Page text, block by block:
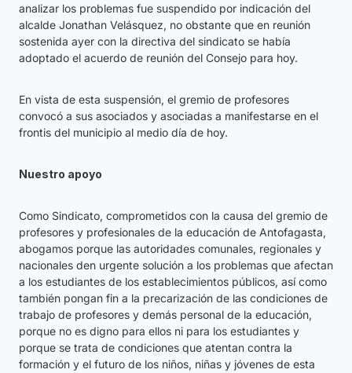
analizar los problemas fue suspendido por indicación del
alcalde Jonathan Velásquez, no obstante que en reunión
sostenida ayer con la directiva del sindicato se había
adoptado el acuerdo de reunión del Consejo para hoy.
En vista de esta suspensión, el gremio de profesores
convocó a sus asociados y asociadas a manifestarse en el
frontis del municipio al medio día de hoy.
Nuestro apoyo
Como Sindicato, comprometidos con la causa del gremio de
profesores y profesionales de la educación de Antofagasta,
abogamos porque las autoridades comunales, regionales y
nacionales den urgente solución a los problemas que afectan
a los estudiantes de los establecimientos públicos, así como
también pongan fin a la precarización de las condiciones de
trabajo de profesores y demás personal de la educación,
porque no es digno para ellos ni para los estudiantes y
porque se trata de condiciones que atentan contra la
formación y el futuro de los niños, niñas y jóvenes de esta